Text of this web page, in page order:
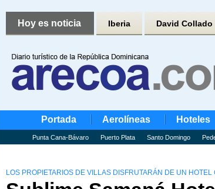
Hoy es noticia Iberia David Collado
Portada Aerolíneas Hoteles
Punta Cana-Bávaro Puerto Plata Santo Domingo
LOS PROPIETARIOS DE VILLAS DISFRUTARÁN DE UN